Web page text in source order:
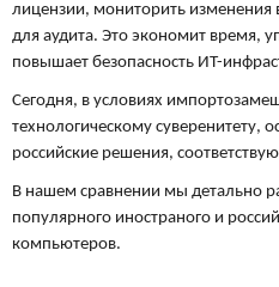
лицензии, мониторить изменения
для аудита. Это экономит время,
повышает безопасность ИТ-
Сегодня, в условиях
технологическому суверенитету,
российские решения,
В нашем сравнении мы детально
популярного иностраного и
компьютеров.